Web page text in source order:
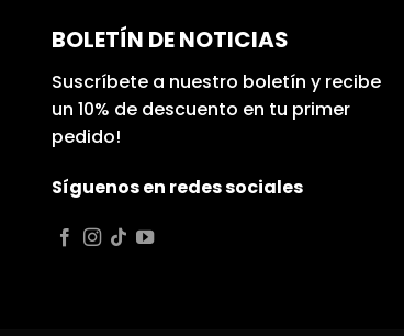
BOLETÍN DE NOTICIAS
Suscríbete a nuestro boletín y recibe
un 10% de descuento en tu primer
pedido!
Síguenos en redes sociales